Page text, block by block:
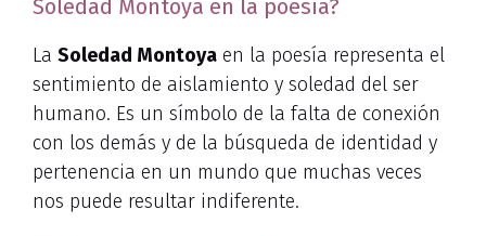
Soledad Montoya en la poesía?
La Soledad Montoya en la poesía representa el
sentimiento de aislamiento y soledad del ser
humano. Es un símbolo de la falta de conexión
con los demás y de la búsqueda de identidad y
pertenencia en un mundo que muchas veces
nos puede resultar indiferente.